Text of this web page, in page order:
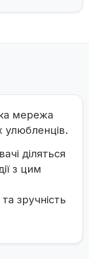
мережа
улюбленців.
діляться
з цим
зручність